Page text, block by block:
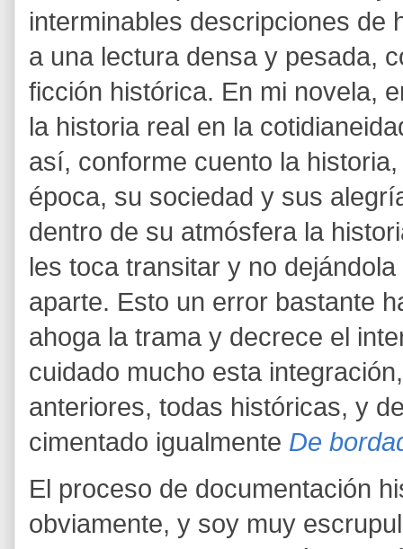
interminables descripciones de
a una lectura densa y pesada,
ficción histórica. En mi novela,
la historia real en la
así, conforme cuento la
época, su sociedad y sus
dentro de su atmósfera la
les toca transitar y no
aparte. Esto un error bastante
ahoga la trama y decrece el
cuidado mucho esta
anteriores, todas históricas, y
cimentado igualmente De
El proceso de documentación
obviamente, y soy muy